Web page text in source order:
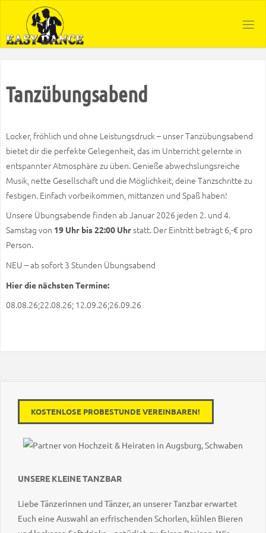
springen
Tanzübungsabend
Locker, fröhlich und ohne Leistungsdruck – unser Tanzübungsabend
bietet dir die perfekte Gelegenheit, das im Unterricht gelernte in
entspannter Atmosphäre zu üben. Genieße abwechslungsreiche
Musik, nette Gesellschaft und die Möglichkeit, deine Tanzschritte zu
festigen. Einfach vorbeikommen, mittanzen und Spaß haben!
Unsere Übungsabende finden ab Januar 2026 jeden 2. und 4.
Samstag von 19 Uhr bis 22:00 Uhrstatt. Der Eintritt beträgt 6,-€ pro
Person.
NEU – ab sofort 3 Stunden Übungsabend
Hier die nächsten Termine:
08.08.26;22.08.26; 12.09.26;26.09.26
KOSTENLOSE PROBESTUNDE VEREINBAREN!
UNSERE KLEINE TANZBAR
Liebe Tänzerinnen und Tänzer, an unserer Tanzbar erwartet
Euch eine Auswahl an erfrischenden Schorlen, kühlen Bieren